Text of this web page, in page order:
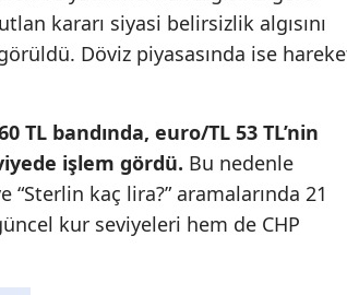
kararı siyasi belirsizlik algısını
Döviz piyasasında ise
TL bandında, euro/TL 53 TL’nin
işlem gördü. Bu nedenle
“Sterlin kaç lira?” aramalarında 21
kur seviyeleri hem de CHP